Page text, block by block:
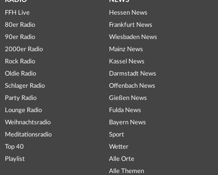
FFH Live
80er Radio
90er Radio
2000er Radio
Rock Radio
Oldie Radio
Schlager Radio
Party Radio
Lounge Radio
Weihnachtsradio
Meditationsradio
Top 40
Playlist
Hessen News
Frankfurt News
Wiesbaden News
Mainz News
Kassel News
Darmstadt News
Offenbach News
Gießen News
Fulda News
Bayern News
Sport
Wetter
Alle Orte
Alle Themen